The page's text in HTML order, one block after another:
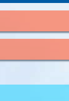
動脈硬化 心
肝疾患